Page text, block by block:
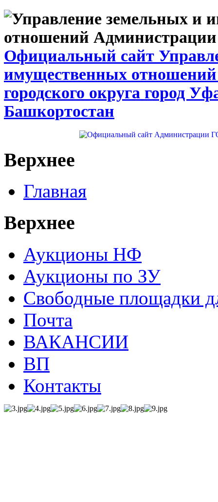
Официальный сайт
имущественных
городского округа город
Башкортостан
Верхнее
Главная
Верхнее
Аукционы НФ
Аукционы по ЗУ
Свободные площадки
Почта
ВАКАНСИИ
ВП
Контакты